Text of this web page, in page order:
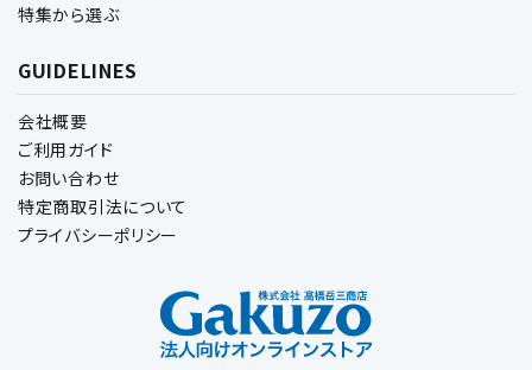
特集から選ぶ
GUIDELINES
会社概要
ご利用ガイド
お問い合わせ
特定商取引法について
プライバシーポリシー